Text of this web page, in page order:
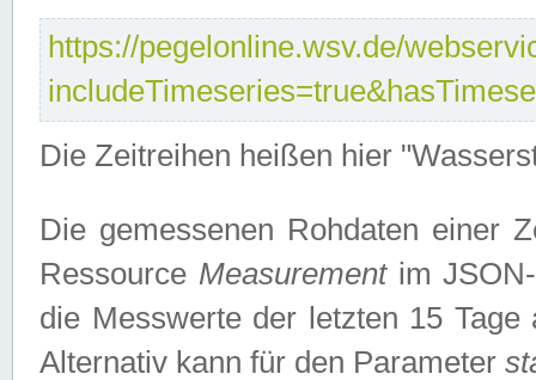
https://pegelonline.wsv.de/
Die Zeitreihen heißen hier
Die gemessenen Rohdaten einer
Ressource Measurementim JSON-
die Messwerte der letzten 15
Alternativ kann für den Parameter